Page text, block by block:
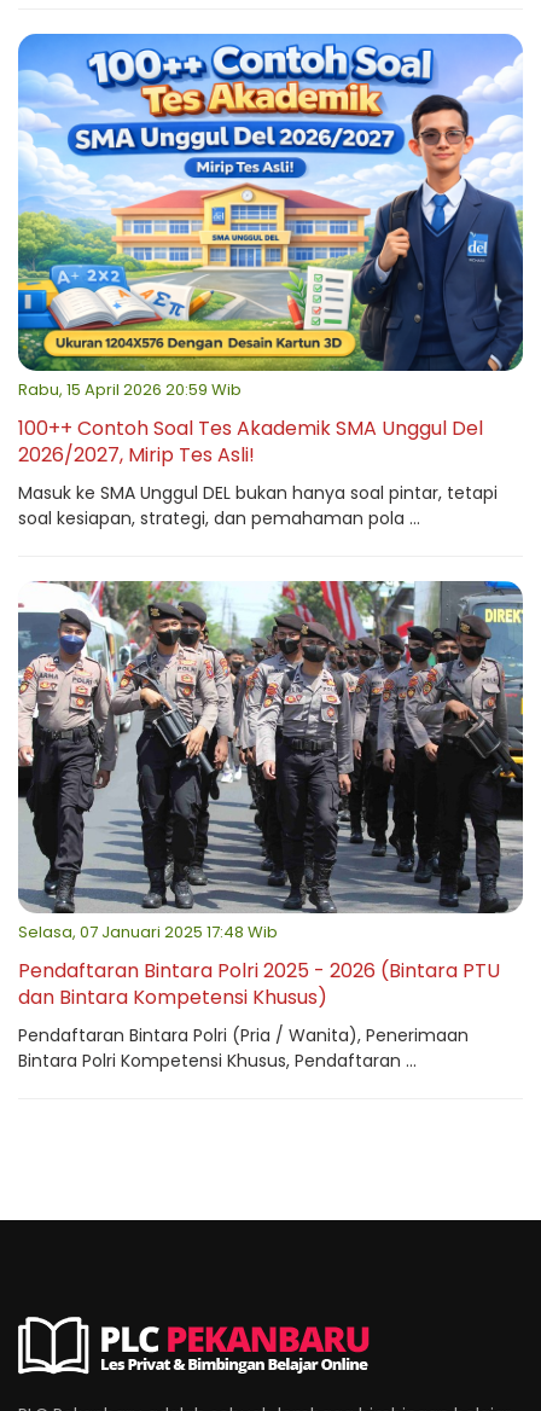
Rabu, 15 April 2026 20:59 Wib
100++ Contoh Soal Tes Akademik SMA Unggul Del
2026/2027, Mirip Tes Asli!
Masuk ke SMA Unggul DEL bukan hanya soal pintar, tetapi
soal kesiapan, strategi, dan pemahaman pola ...
Selasa, 07 Januari 2025 17:48 Wib
Pendaftaran Bintara Polri 2025 - 2026 (Bintara PTU
dan Bintara Kompetensi Khusus)
Pendaftaran Bintara Polri (Pria / Wanita), Penerimaan
Bintara Polri Kompetensi Khusus, Pendaftaran ...